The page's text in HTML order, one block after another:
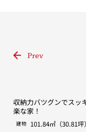
Prev
収納力バツグンでスッ
楽な家！
建物 101.84㎡（30.81坪）